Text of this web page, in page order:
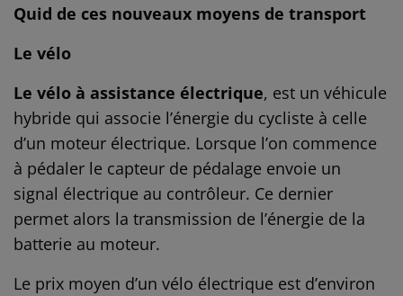
Quid de ces nouveaux moyens de transport
Le vélo
Le vélo à assistance électrique, est un véhicule
hybride qui associe l’énergie du cycliste à celle
d’un moteur électrique. Lorsque l’on commence
à pédaler le capteur de pédalage envoie un
signal électrique au contrôleur. Ce dernier
permet alors la transmission de l’énergie de la
batterie au moteur.
Le prix moyen d’un vélo électrique est d’environ